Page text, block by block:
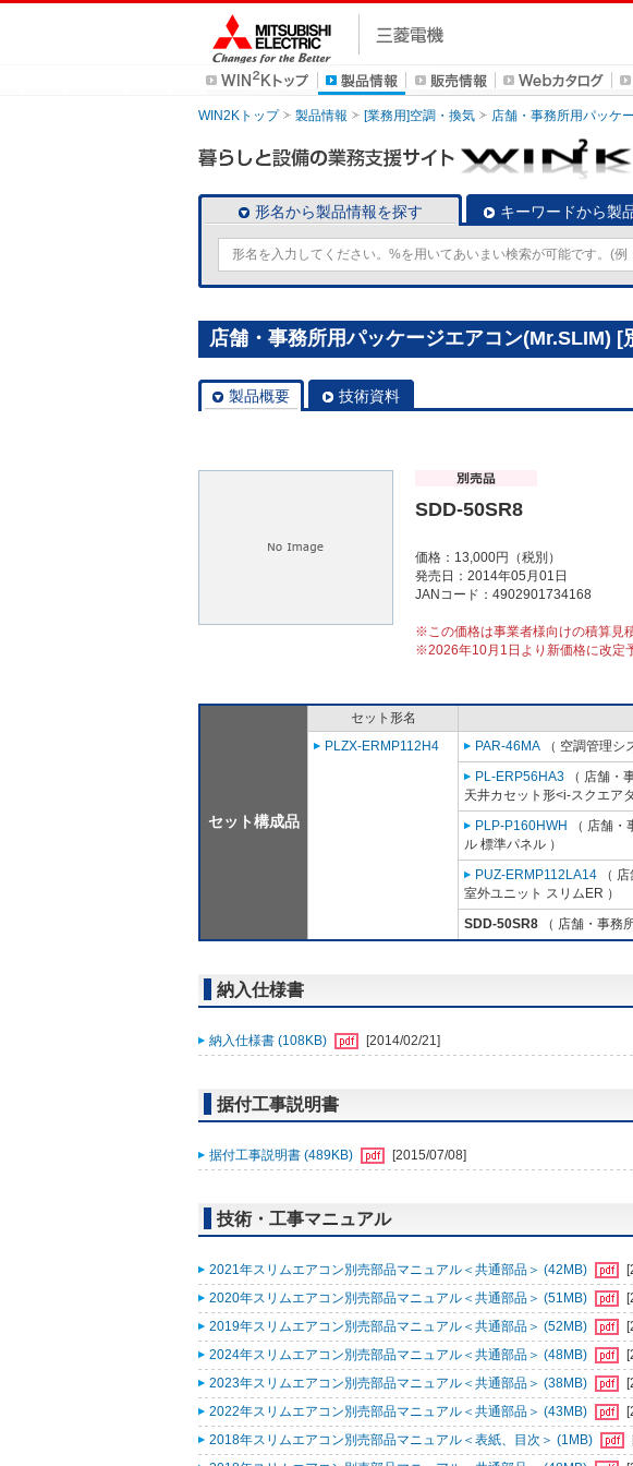
WIN2Kトップ 製品情報 [業務用]空調・換気 店舗・事務所用パッケ
形名から製品情報を探す キーワードから製
店舗・事務所用パッケージエアコン(Mr.SLIM) [
製品概要 技術資料
SDD-50SR8
価格：13,000円（税別）
発売日：2014年05月01日
JANコード：4902901734168
※この価格は事業者様向けの積算見
※2026年10月1日より新価格に改定
セット構成品
セット形名
PLZX-ERMP112H4
PAR-46MA （ 空調管理シ
PL-ERP56HA3 （ 店舗・
天井カセット形<i-スクエア
PLP-P160HWH
（ 店舗
ル 標準パネル ）
PUZ-ERMP112LA14 （
室外ユニット スリムER ）
SDD-50SR8 （ 店舗・事務
納入仕様書
納入仕様書 (108KB) [2014/02/21]
据付工事説明書
据付工事説明書 (489KB) [2015/07/08]
技術・工事マニュアル
2021年スリムエアコン別売部品マニュアル＜共通部品＞ (42MB)
2020年スリムエアコン別売部品マニュアル＜共通部品＞ (51MB)
2019年スリムエアコン別売部品マニュアル＜共通部品＞ (52MB)
2024年スリムエアコン別売部品マニュアル＜共通部品＞ (48MB)
2023年スリムエアコン別売部品マニュアル＜共通部品＞ (38MB)
2022年スリムエアコン別売部品マニュアル＜共通部品＞ (43MB)
2018年スリムエアコン別売部品マニュアル＜表紙、目次＞ (1MB)